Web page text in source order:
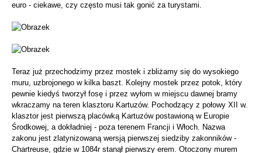
euro - ciekawe, czy często musi tak gonić za turystami.
Teraz już przechodzimy przez mostek i zbliżamy się do wysokiego
muru, uzbrojonego w kilka baszt. Kolejny mostek przez potok, który
pewnie kiedyś tworzył fosę i przez wyłom w miejscu dawnej bramy
wkraczamy na teren klasztoru Kartuzów. Pochodzący z połowy XII w.
klasztor jest pierwszą placówką Kartuzów postawioną w Europie
Środkowej, a dokładniej - poza terenem Francji i Włoch. Nazwa
zakonu jest zlatynizowaną wersją pierwszej siedziby zakonników -
Chartreuse, gdzie w 1084r stanął pierwszy erem. Otoczony murem